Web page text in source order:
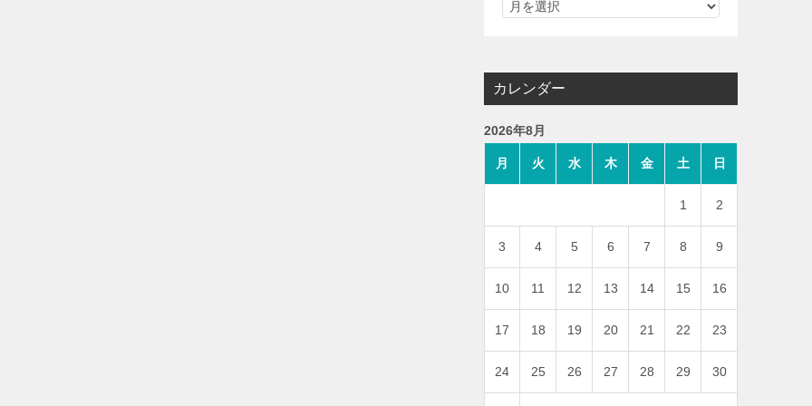
カレンダー
2026年8月
月 火 水 木 金 土 日
1 2
3 4 5 6 7 8 9
10 11 12 13 14 15 16
17 18 19 20 21 22 23
24 25 26 27 28 29 30